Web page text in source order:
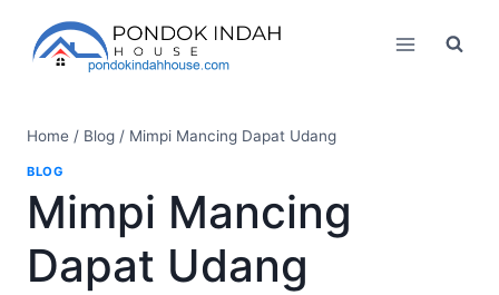
content
Home / Blog / Mimpi Mancing Dapat Udang
BLOG
Mimpi Mancing
Dapat Udang